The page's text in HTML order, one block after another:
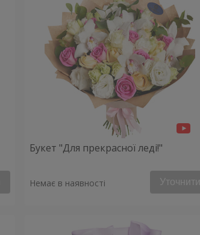
Букет "Для прекрасної леді!"
Немає в наявності Уточнити